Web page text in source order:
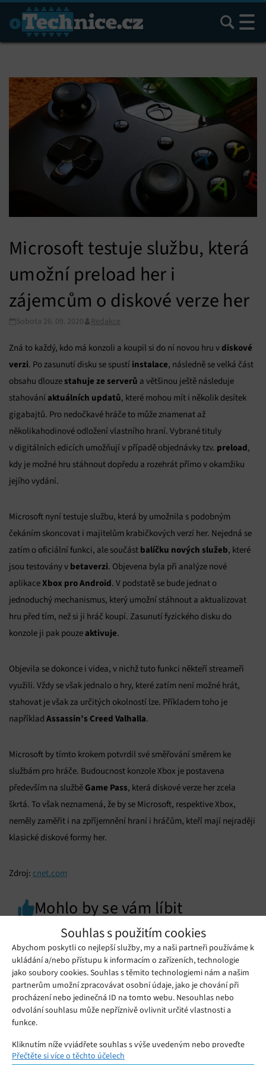
Souhlas s použitím cookies
Abychom poskytli co nejlepší služby, my a naši partneři používáme k
ukládání a/nebo přístupu k informacím o zařízeních, technologie
jako soubory cookies. Souhlas s těmito technologiemi nám a našim
partnerům umožní zpracovávat osobní údaje, jako je chování při
procházení nebo jedinečná ID na tomto webu. Nesouhlas nebo
odvolání souhlasu může nepříznivě ovlivnit určité vlastnosti a
funkce.
Kliknutím níže vyjádřete souhlas s výše uvedeným nebo proveďte
podrobnější rozhodnutí. Vaše volby budou použity pouze na tomto
Přečtěte si více o těchto účelech
Hledat
Microsoft testuje službu, která
umožní preload her i
zájemcům o diskové verze her
Sobota 26. 09. 2020 Redakce
Zná to každý, kdo má konzoli a koupil si do ní novou hru vdiskové
verzi. Po zasunutí disku se spustí instalace, následně se velká část
obsahu dlouze stahuje ze serverů a většinou ještě následuje
stahování aktuálních updatů, které mohou mít i několik desítek
gigabajtů. Pro nedočkavé hráče to může znamenat až
několikahodinové odložení vlastního hraní. Vybrané tituly
v digitálních edicích umožňují v případě objednávky tzv. preload,
kdy je možné hru stáhnout dopředu a rozehrát přímo v okamžiku
jejího vydání.
Microsoft nyní testuje službu, která by umožnila s podobným
čekáním skoncovat i majitelům krabičkových verzí her. Nejedná se
zatím o oficiální funkci, ale součást balíčku nových služeb, které
jsou testovány v betaverzi. Objevena byla při analýze nové
aplikaceXbox pro Android. V podstatě se bude jednat o
jednoduchý mechanismus, který umožní stáhnout a aktualizovat
hru před tím, než si ji hráč koupí. Zasunutí fyzického disku do
konzole ji pak pouze aktivuje.
Objevila se dokonce i videa, v nichž tuto funkci někteří streameři
využili. Vždy se však jednalo o hry, které zatím není možné hrát,
stahovat je však za určitých okolností lze. Příkladem toho je
například Assassin’s Creed Valhalla.
Microsoft by tímto krokem potvrdil své směřování směrem ke
službám pro hráče. Budoucnost konzole Xbox je postavena
především na službě Game Pass, která diskové verze her zcela
škrtá. To však neznamená, že by se Microsoft, respektive Xbox,
neměly zaměřit i na zpříjemnění hraní i hráčům, kteří mají nejraději
klasické diskové formy her.
Zdroj: cnet.com
Mohlo by se vám líbit